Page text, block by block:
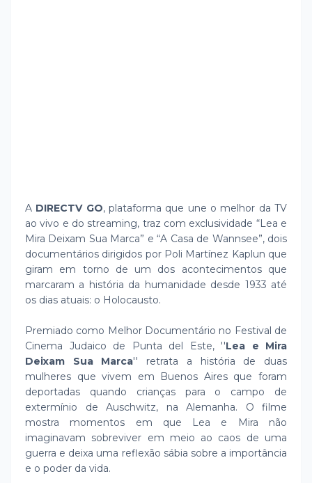
A DIRECTV GO, plataforma que une o melhor da TV
ao vivo e do streaming, traz com exclusividade “Lea e
Mira Deixam Sua Marca” e “A Casa de Wannsee”, dois
documentários dirigidos por Poli Martínez Kaplun que
giram em torno de um dos acontecimentos que
marcaram a história da humanidade desde 1933 até
os dias atuais: o Holocausto.
Premiado como Melhor Documentário no Festival de
Cinema Judaico de Punta del Este, ''Lea e Mira
Deixam Sua Marca'' retrata a história de duas
mulheres que vivem em Buenos Aires que foram
deportadas quando crianças para o campo de
extermínio de Auschwitz, na Alemanha. O filme
mostra momentos em que Lea e Mira não
imaginavam sobreviver em meio ao caos de uma
guerra e deixa uma reflexão sábia sobre a importância
e o poder da vida.